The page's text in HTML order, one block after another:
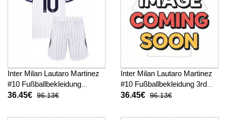
Inter Milan Lautaro Martinez
#10 Fußballbekleidung
Auswärtstrikot Kinder 2026-
36.45€ 96.13€
Inter Milan Lautaro Martinez
#10 Fußballbekleidung 3rd
trikot Kinder 2026-27
36.45€ 96.13€